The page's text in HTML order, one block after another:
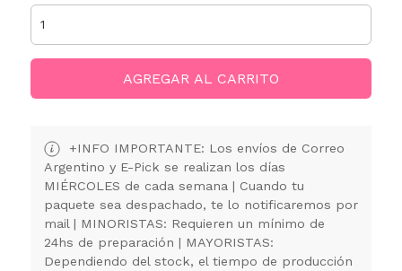
AGREGAR AL CARRITO
+INFO IMPORTANTE: Los envíos de Correo
Argentino y E-Pick se realizan los días
MIÉRCOLES de cada semana | Cuando tu
paquete sea despachado, te lo notificaremos por
mail | MINORISTAS: Requieren un mínimo de
24hs de preparación | MAYORISTAS:
Dependiendo del stock, el tiempo de producción